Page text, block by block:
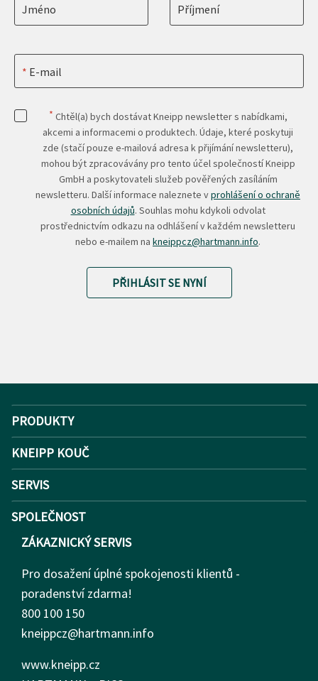
Jméno Příjmení
E-mail
* Chtěl(a) bych dostávat Kneipp newsletter s nabídkami,
akcemi a informacemi o produktech. Údaje, které poskytuji
zde (stačí pouze e-mailová adresa k přijímání newsletteru),
mohou být zpracovávány pro tento účel společností Kneipp
GmbH a poskytovateli služeb pověřených zasíláním
newsletteru. Další informace naleznete vprohlášení o ochraně
osobních údajů. Souhlas mohu kdykoli odvolat
prostřednictvím odkazu na odhlášení v každém newsletteru
nebo e-mailem na kneippcz@hartmann.info.
PŘIHLÁSIT SE NYNÍ
PRODUKTY
KNEIPP KOUČ
SERVIS
SPOLEČNOST
ZÁKAZNICKÝ SERVIS
Pro dosažení úplné spokojenosti klientů -
poradenství zdarma!
800 100 150
kneippcz@hartmann.info
www.kneipp.cz